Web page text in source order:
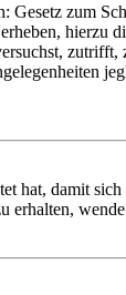
zum
damit
erhalten,